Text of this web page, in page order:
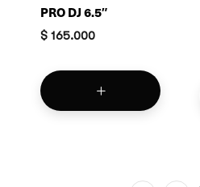
PRO DJ 6.5″
$ 165.000